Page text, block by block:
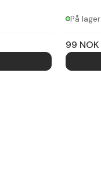
På lager
99 NOK